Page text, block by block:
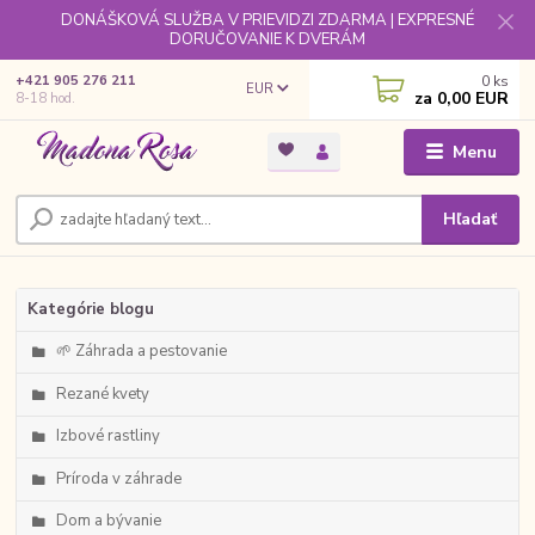
DONÁŠKOVÁ SLUŽBA V PRIEVIDZI ZDARMA | EXPRESNÉ
DORUČOVANIE K DVERÁM
Menu
EUR
Hľadať
+421 905 276 211
8-18 hod.
0 ks
za 0,00 EUR
Kategórie blogu
🌱 Záhrada a pestovanie
Rezané kvety
Izbové rastliny
Príroda v záhrade
Dom a bývanie